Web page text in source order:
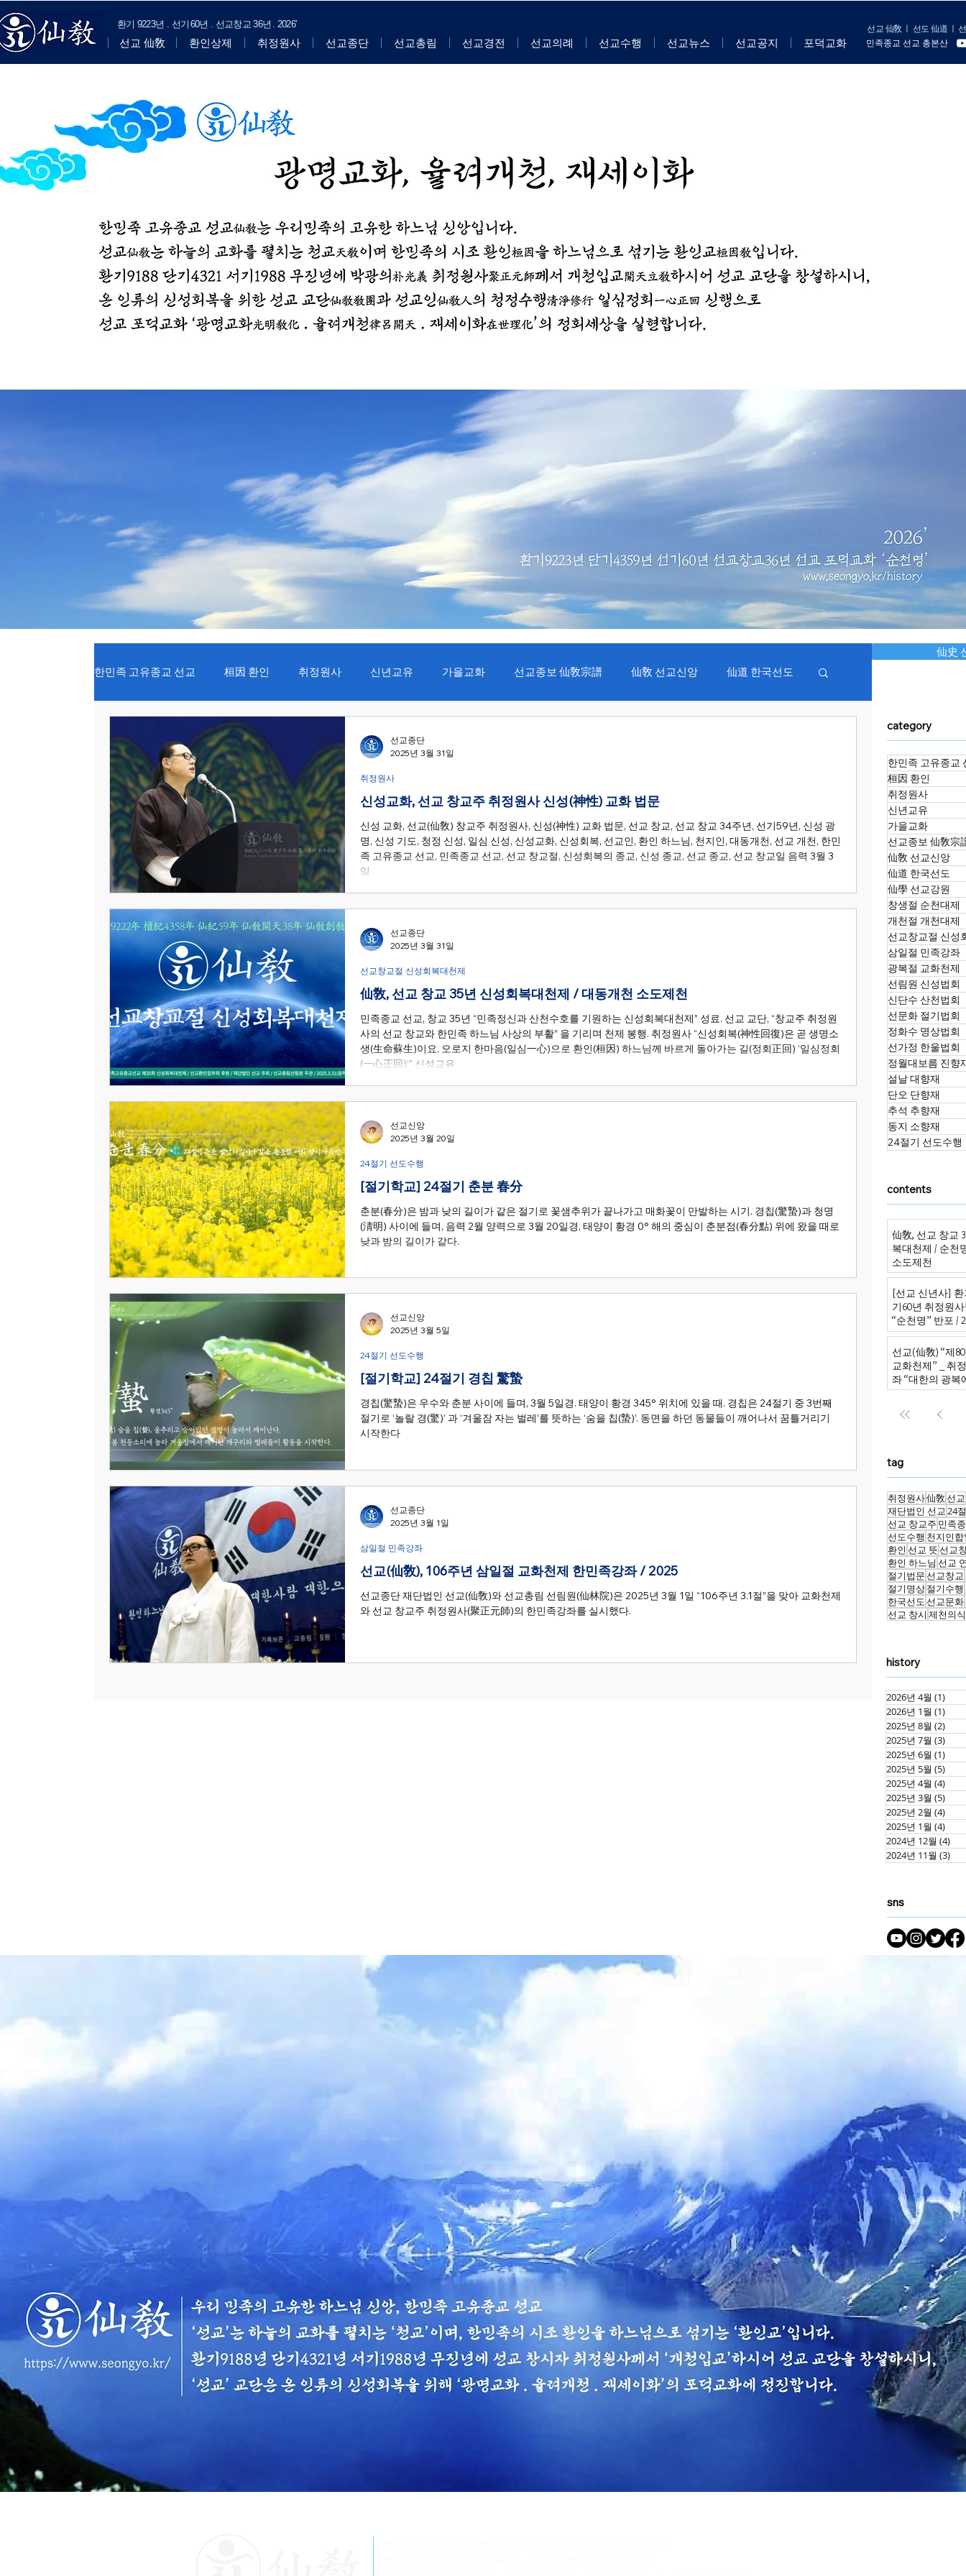
한민족 고유종교 선교 桓因 환인 취정원사 신년교유 가을교화 선교종보 仙敎宗譜 仙敎 선교신앙 仙道 한국선도
창생절 순천대제
선림원 신성법회 신단수 산천법회 선문화 절기법회
설날 대향재 단오 단향재 추석 추향재 동지 소향재 24절기 선도수행
신성교화, 선교 창교주 취정원사 신성(神性) 교화 법문
신성 교화, 선교(仙敎) 창교주 취정원사, 신성(神性) 교화 법문, 선교 창교, 선교 창교 34주년, 선기59년, 신성 광
명, 신성 기도, 청정 신성, 일심 신성, 신성교화, 신성회복, 선교인, 환인 하느님, 천지인, 대동개천, 선교 개천, 한민
족 고유종교 선교, 민족종교 선교, 선교 창교절, 신성회복의 종교, 신성 종교, 선교 종교, 선교 창교일 음력 3월 3
일
취정원사
선교종단
2025년 3월 31일
仙敎, 선교 창교 35년 신성회복대천제 / 대동개천 소도제천
민족종교 선교, 창교 35년 “민족정신과 산천수호를 기원하는 신성회복대천제” 성료. 선교 교단, “창교주 취정원
사의 선교 창교와 한민족 하느님 사상의 부활” 을 기리며 천제 봉행. 취정원사 “신성회복(神性回復)은 곧 생명소
생(生命蘇生)이요, 오로지 한마음(일심一心)으로 환인(桓因) 하느님께 바르게 돌아가는 길(정회正回) ‘일심정회
(一心正回)’” 신성교유
선교창교절 신성회복대천제
선교종단
2025년 3월 31일
[절기학교] 24절기 춘분 春分
춘분(春分)은 밤과 낮의 길이가 같은 절기로 꽃샘추위가 끝나가고 매화꽃이 만발하는 시기. 경칩(驚蟄)과 청명
(淸明) 사이에 들며, 음력 2월 양력으로 3월 20일경, 태양이 황경 0° 해의 중심이 춘분점(春分點) 위에 왔을 때로
낮과 밤의 길이가 같다.
24절기 선도수행
선교신앙
2025년 3월 20일
[절기학교] 24절기 경칩 驚蟄
경칩(驚蟄)은 우수와 춘분 사이에 들며, 3월 5일경. 태양이 황경 345° 위치에 있을 때. 경칩은 24절기 중 3번째
절기로 ‘놀랄 경(驚)’ 과 ‘겨울잠 자는 벌레’를 뜻하는 ‘숨을 칩(蟄)’. 동면을 하던 동물들이 깨어나서 꿈틀거리기
시작한다
24절기 선도수행
선교신앙
2025년 3월 5일
선교(仙敎), 106주년 삼일절 교화천제 한민족강좌 / 2025
선교종단 재단법인 선교(仙敎)와 선교총림 선림원(仙林院)은 2025년 3월 1일 “106주년 3.1절”을 맞아 교화천제
와 선교 창교주 취정원사(聚正元師)의 한민족강좌를 실시했다.
삼일절 민족강좌
선교종단
2025년 3월 1일
仙史
category
한민족 고유종교
桓因 환인
취정원사
신년교유
가을교화
선교종보 仙敎宗
仙敎 선교신앙
仙道 한국선도
仙學 선교강원
창생절 순천대제
개천절 개천대제
선교창교절 신성
삼일절 민족강좌
광복절 교화천제
선림원 신성법회
신단수 산천법회
선문화 절기법회
정화수 명상법회
선가정 한울법회
정월대보름 진향
설날 대향재
단오 단향재
추석 추향재
동지 소향재
24절기 선도수행
contents
仙敎, 선교 창교
복대천제 / 순천
소도제천
[선교 신년사] 환
기60년 취정원
“순천명” 반포 /
선교(仙敎) “제
교화천제” _ 취
좌 “대한의 광복
원의 신성회복
tag
취정원사仙敎 선교
재단법인 선교24
선교 창교주 민족
선도수행 천지인
환인 선교 뜻 선교
환인 하느님 선교
절기법문 선교창교
절기명상절기수행
한국선도 선교문화
선교 창시 제천의식
history
2026년 4월 (1)
2026년 1월 (1)
2025년 8월 (2)
2025년 7월 (3)
2025년 6월 (1)
2025년 5월 (5)
2025년 4월 (4)
2025년 3월 (5)
2025년 2월 (4)
2025년 1월 (4)
2024년 12월 (4)
2024년 11월 (3)
sns
선교 仙敎 선도 仙道
민족종교 선교 총본산
​환기 9223년 . 선기 60년 . 선교창교 36년 . 2026'
선교 仙敎 환인상제 취정원사 선교종단 선교총림 선교경전 선교의례 선교수행 선교뉴스 선교공지 포덕교화